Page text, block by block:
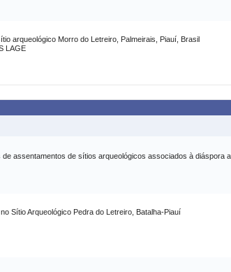
arqueológico Morro do Letreiro, Palmeirais, Piauí, Brasil
LAGE
assentamentos de sítios arqueológicos associados à diáspora
Sítio Arqueológico Pedra do Letreiro, Batalha-Piauí